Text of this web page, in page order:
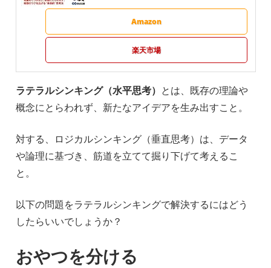
Amazon
楽天市場
ラテラルシンキング（水平思考） とは、既存の理論や
概念にとらわれず、新たなアイデアを生み出すこと。
対する、ロジカルシンキング（垂直思考）は、データ
や論理に基づき、筋道を立てて掘り下げて考えるこ
と。
以下の問題をラテラルシンキングで解決するにはどう
したらいいでしょうか？
おやつを分ける